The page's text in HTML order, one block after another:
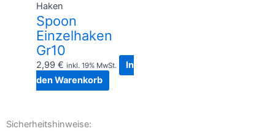
Haken
Spoon
Einzelhaken
Gr10
2,99 € inkl. 19% MwSt.
In
den Warenkorb
Sicherheitshinweise: